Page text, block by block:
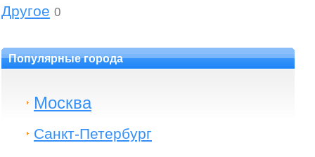
Другое 0
Популярные города
Москва
Санкт-Петербург